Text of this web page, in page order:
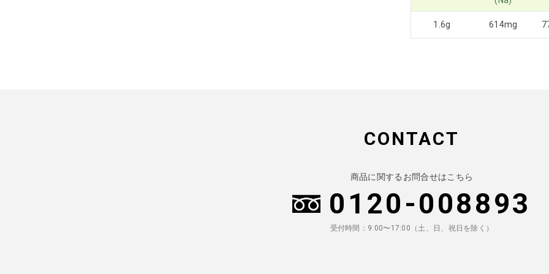
1.6g 614mg
CONTACT
商品に関するお問合せはこちら
0120-008893
受付時間：9:00〜17:00（土、日、祝日を除く）